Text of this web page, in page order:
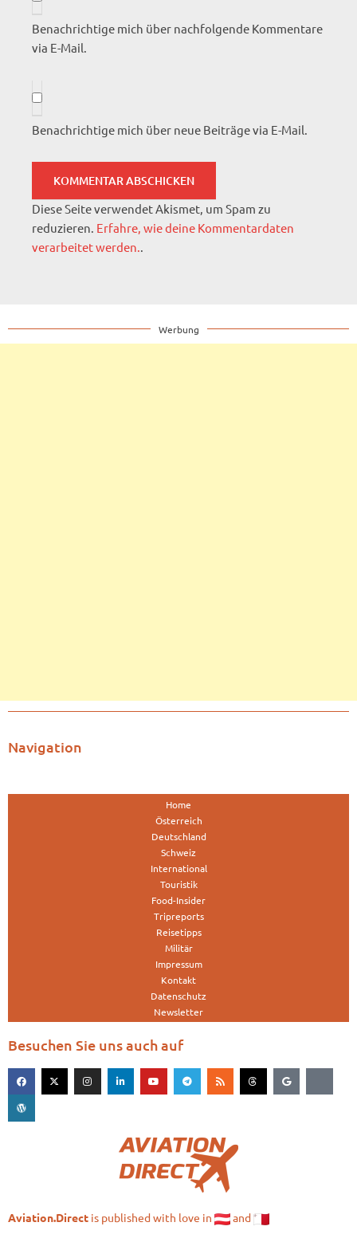
Benachrichtige mich über nachfolgende Kommentare
via E-Mail.
Benachrichtige mich über neue Beiträge via E-Mail.
Diese Seite verwendet Akismet, um Spam zu
reduzieren. Erfahre, wie deine Kommentardaten
verarbeitet werden..
Werbung
Navigation
Home
Österreich
Deutschland
Schweiz
International
Touristik
Food-Insider
Tripreports
Reisetipps
Militär
Impressum
Kontakt
Datenschutz
Newsletter
Besuchen Sie uns auch auf
Aviation.Direct is published with love in and